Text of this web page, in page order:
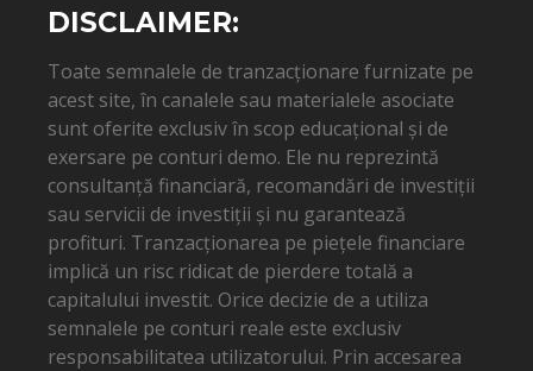
DISCLAIMER:
Toate semnalele de tranzacționare furnizate pe
acest site, în canalele sau materialele asociate
sunt oferite exclusiv în scop educațional și de
exersare pe conturi demo. Ele nu reprezintă
consultanță financiară, recomandări de investiții
sau servicii de investiții și nu garantează
profituri. Tranzacționarea pe piețele financiare
implică un risc ridicat de pierdere totală a
capitalului investit. Orice decizie de a utiliza
semnalele pe conturi reale este exclusiv
responsabilitatea utilizatorului. Prin accesarea